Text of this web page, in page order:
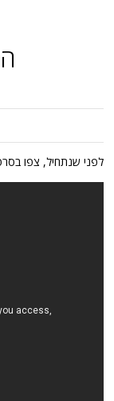
לפני שנתחיל, צפו